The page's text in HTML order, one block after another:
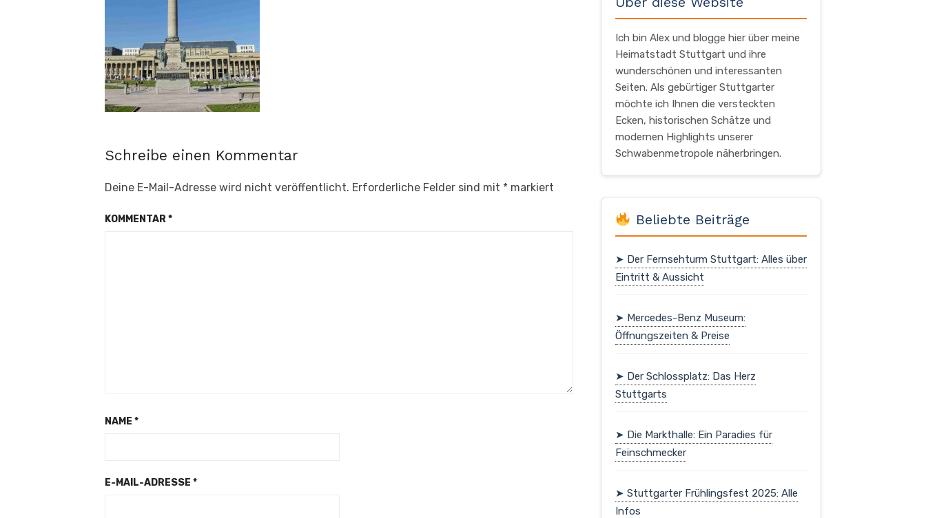
Schreibe einen Kommentar
Deine E-Mail-Adresse wird nicht veröffentlicht. Erforderliche Felder sind mit * markiert
KOMMENTAR*
NAME *
E-MAIL-ADRESSE *
Ich bin Alex und blogge hier über meine
Heimatstadt Stuttgart und ihre
wunderschönen und interessanten
Seiten. Als gebürtiger Stuttgarter
möchte ich Ihnen die versteckten
Ecken, historischen Schätze und
modernen Highlights unserer
Schwabenmetropole näherbringen.
Beliebte Beiträge
➤ Der Fernsehturm Stuttgart: Alles über
Eintritt & Aussicht
➤ Mercedes-Benz Museum:
Öffnungszeiten & Preise
➤ Der Schlossplatz: Das Herz
Stuttgarts
➤ Die Markthalle: Ein Paradies für
Feinschmecker
➤ Stuttgarter Frühlingsfest 2025: Alle
Infos